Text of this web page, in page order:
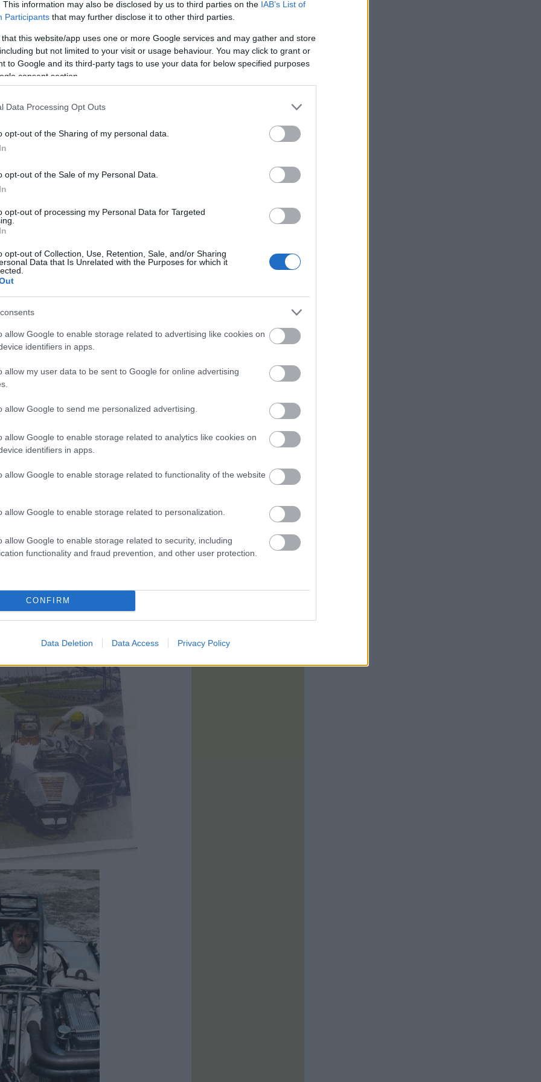
This information may also be disclosed by us to third parties on the IAB’s List of
Participants that may further disclose it to other third parties.
that this website/app uses one or more Google services and may gather and store
but not limited to your visit or usage behaviour. You may click to grant or
to Google and its third-party tags to use your data for below specified purposes
consent section.
Data Processing Opt Outs
opt-out of the Sharing of my personal data.
opt-out of the Sale of my Personal Data.
opt-out of processing my Personal Data for Targeted
opt-out of Collection, Use, Retention, Sale, and/or Sharing
Data that Is Unrelated with the Purposes for which it
allow Google to enable storage related to advertising like cookies on
identifiers in apps.
allow my user data to be sent to Google for online advertising
allow Google to send me personalized advertising.
allow Google to enable storage related to analytics like cookies on
identifiers in apps.
allow Google to enable storage related to functionality of the website
allow Google to enable storage related to personalization.
allow Google to enable storage related to security, including
functionality and fraud prevention, and other user protection.
CONFIRM
Data Deletion Data Access Privacy Policy
Tovább...
egyéb
kik vagyunk ?
Kik vagyunk: feketenap
Kik vagyunk: Tommi
Kik vagyunk: tomnemtom
autófilek még
RSS 2.0
kommentek
meg nem ölték volna ezt a fantasztikus projektet.
mely szabályaival szabad(abb) kezet adott a
a központja New York-ban volt az Oswego Speedway
négy kerék kell az autóra. Lehet ebből forradalmit és
végy egy könnyű csővázat és rakjál bele egy goromba
tudta, hogy ez az irgalmatlan teljesítmény zabálja a
volt a centrifugális erő iránya, ezért a bal első
harmadiknak. Beszarás, két legyet ütött egy csapásra.
lóerős Chevy blokkal együtt így hozva egyensúlyba a
meghajtva és az első, hátsó kerék pedig kormányozva,